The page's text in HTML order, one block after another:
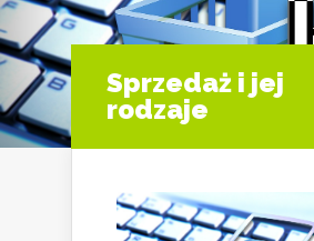
Sprzedaż i jej
rodzaje